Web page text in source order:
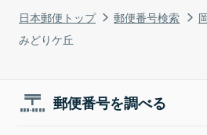
日本郵便トップ 郵便番号検索
みどりケ丘
郵便番号を調べる